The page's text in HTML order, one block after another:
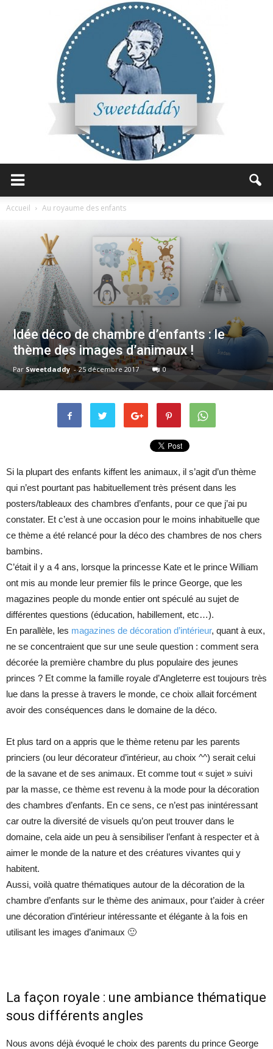
Accueil Au royaume des enfants
Idée déco de chambre d’enfants : le
thème des images d’animaux !
Par Sweetdaddy - 25 décembre 2017 0
Si la plupart des enfants kiffent les animaux, il s’agit d’un thème
qui n’est pourtant pas habituellement très présent dans les
posters/tableaux des chambres d’enfants, pour ce que j’ai pu
constater. Et c’est à une occasion pour le moins inhabituelle que
ce thème a été relancé pour la déco des chambres de nos chers
bambins.
C’était il y a 4 ans, lorsque la princesse Kate et le prince William
ont mis au monde leur premier fils le prince George, que les
magazines people du monde entier ont spéculé au sujet de
différentes questions (éducation, habillement, etc…).
En parallèle, les magazines de décoration d’intérieur, quant à eux,
ne se concentraient que sur une seule question : comment sera
décorée la première chambre du plus populaire des jeunes
princes ? Et comme la famille royale d’Angleterre est toujours très
lue dans la presse à travers le monde, ce choix allait forcément
avoir des conséquences dans le domaine de la déco.
Et plus tard on a appris que le thème retenu par les parents
princiers (ou leur décorateur d’intérieur, au choix ^^) serait celui
de la savane et de ses animaux. Et comme tout « sujet » suivi
par la masse, ce thème est revenu à la mode pour la décoration
des chambres d’enfants. En ce sens, ce n’est pas inintéressant
car outre la diversité de visuels qu’on peut trouver dans le
domaine, cela aide un peu à sensibiliser l’enfant à respecter et à
aimer le monde de la nature et des créatures vivantes qui y
habitent.
Aussi, voilà quatre thématiques autour de la décoration de la
chambre d’enfants sur le thème des animaux, pour t’aider à créer
une décoration d’intérieur intéressante et élégante à la fois en
utilisant les images d’animaux 🙂
La façon royale : une ambiance thématique
sous différents angles
Nous avons déjà évoqué le choix des parents du prince George